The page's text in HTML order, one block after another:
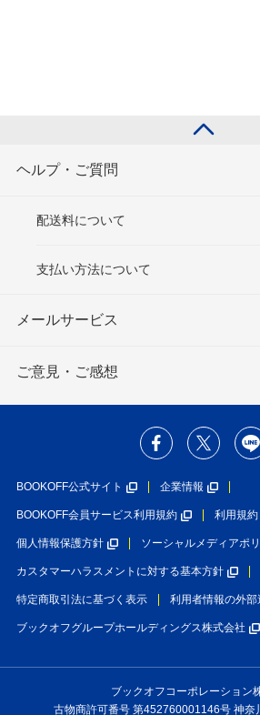
ヘルプ・ご質問
配送料について
支払い方法について
メールサービス
ご意見・ご感想
BOOKOFF公式サイト 企業情報
BOOKOFF会員サービス利用規約 利用規約
個人情報保護方針 ソーシャルメディアポ
カスタマーハラスメントに対する基本方針
特定商取引法に基づく表示 利用者情報の外
ブックオフグループホールディングス株式会社
ブックオフコーポレーション
古物商許可番号 第452760001146号 神奈